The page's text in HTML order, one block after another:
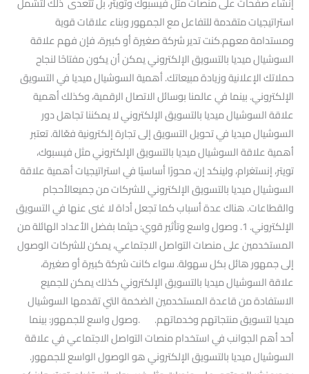
استراتيجيات متقدمة للتفاعل مع الجمهور وبناء علاقات قوية
ومستدامة معهم.كنت تدير شركة صغيرة أو كبيرة، فإن فهم علاقة
السوشيال ميديا بالتسويق الإلكتروني يمكن أن يكون مفتاحًا لنجاح
حملاتك الإعلانية وزيادة مبيعاتك. أهمية السوشيال ميديا في التسويق
الإلكتروني. بينما في عالمنا بوسائل الاتصال الرقمية، وكذلك أهمية
علاقة السوشيال ميديا بالتسويق الإلكتروني لا يمكننا تجاهل دور
السوشيال ميديا في تحويل التسويق إلى تجارة إلكترونية فعّالة. تعتبر
أهمية علاقة السوشيال ميديا بالتسويق الإلكتروني مثل فيسبوك،
تويتر، إنستغرام، ولينكد إن، محورًا أساسيًا في استراتيجيات أهمية علاقة
السوشيال ميديا بالتسويق الإلكتروني للشركات من جميعالأحجام
والقطاعات. هناك عدة أسباب كما تجعل أداة لا غنى عنها في التسويق
الإلكتروني. 1. وصول واسع وتأثير قوي: حيثما بفضل الأعداد الهائلة من
المستخدمين على منصات التواصل الاجتماعي، يمكن للشركات الوصول
إلى جمهور هائل بكل سهولة. سواء كانت شركة كبيرة أو صغيرة،
علاقة السوشيال ميديا بالتسويق الإلكتروني كذلك يمكن للجميع
الاستفادة من قاعدة المستخدمين الضخمة التي تقدمها السوشيال
ميديا لتسويق منتجاتهم وخدماتهم. .وصول واسع للجمهور: بينما
أحد أهم الجوانب في استخدام منصات التواصل الاجتماعي في علاقة
السوشيال ميديا بالتسويق الإلكتروني هو الوصول الواسع للجمهور.